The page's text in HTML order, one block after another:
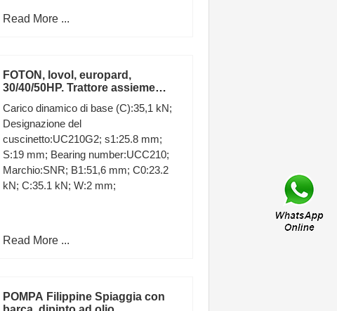
Read More ...
FOTON, lovol, europard,
30/40/50HP. Trattore assieme
Carico dinamico di base (C):35,1 kN;
Designazione del
cuscinetto:UC210G2; s1:25.8 mm;
S:19 mm; Bearing number:UCC210;
Marchio:SNR; B1:51,6 mm; C0:23.2
kN; C:35.1 kN; W:2 mm;
Read More ...
POMPA Filippine Spiaggia con